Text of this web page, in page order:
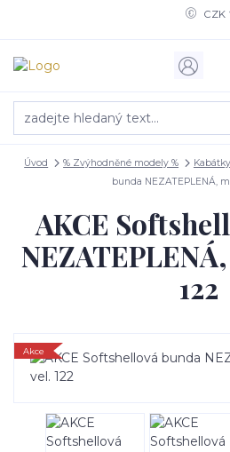
CZK
Úvod % Zvýhodněné modely %
bunda NEZATEPLENÁ,
AKCE
122
Akce